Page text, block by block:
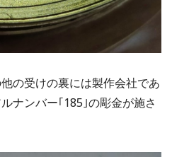
の受けの裏には製作会社であ
ナンバー｢185｣の彫金が施さ